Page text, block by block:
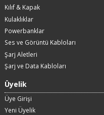
Kılıf & Kapak
Kulaklıklar
Powerbanklar
Ses ve Görüntü Kabloları
Şarj Aletleri
Şarj ve Data Kabloları
Üyelik
Üye Girişi
Yeni Üyelik